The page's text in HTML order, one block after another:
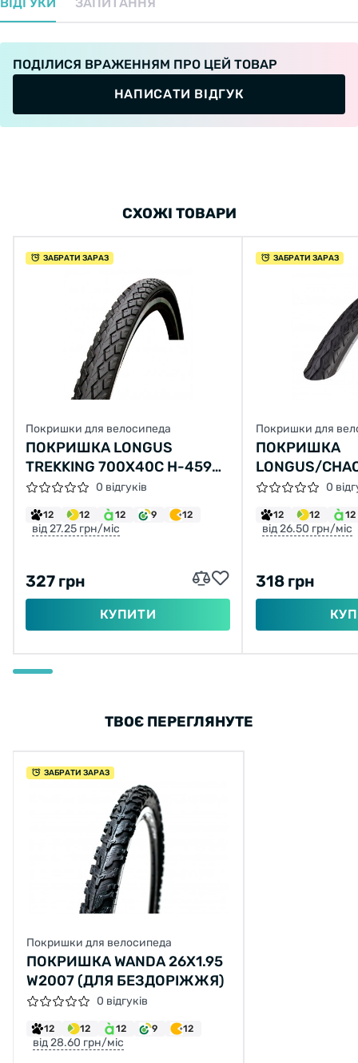
ПОДІЛИСЯ ВРАЖЕННЯМ ПРО ЦЕЙ ТОВАР
НАПИСАТИ ВІДГУК
СХОЖІ ТОВАРИ
ЗАБРАТИ ЗАРАЗ
Покришки для велосипеда
ПОКРИШКА LONGUS
TREKKING 700X40C H-459
(42-622)
0 відгуків
12 12 12 9 12
від 27.25 грн/міс
327 грн
КУПИТИ
ЗАБРАТИ ЗАРАЗ
Покришки для
ПОКРИШКА
LONGUS/
L-3459(47-
0
12 12 12
від 26.50 грн/міс
318 грн
ТВОЄ ПЕРЕГЛЯНУТЕ
ЗАБРАТИ ЗАРАЗ
Покришки для велосипеда
ПОКРИШКА WANDA 26X1.95
W2007 (ДЛЯ БЕЗДОРІЖЖЯ)
0 відгуків
12 12 12 9 12
від 28.60 грн/міс